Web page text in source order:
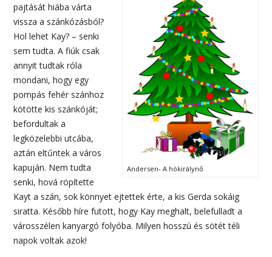
Andersen- A hókirálynő
pajtását hiába várta
vissza a szánkózásból?
Hol lehet Kay? – senki
sem tudta. A fiúk csak
annyit tudtak róla
mondani, hogy egy
pompás fehér szánhoz
kötötte kis szánkóját;
befordultak a
legközelebbi utcába,
aztán eltűntek a város
kapuján. Nem tudta
senki, hová röpítette
Kayt a szán, sok könnyet ejtettek érte, a kis Gerda sokáig
siratta. Később híre futott, hogy Kay meghalt, belefulladt a
városszélen kanyargó folyóba. Milyen hosszú és sötét téli
napok voltak azok!